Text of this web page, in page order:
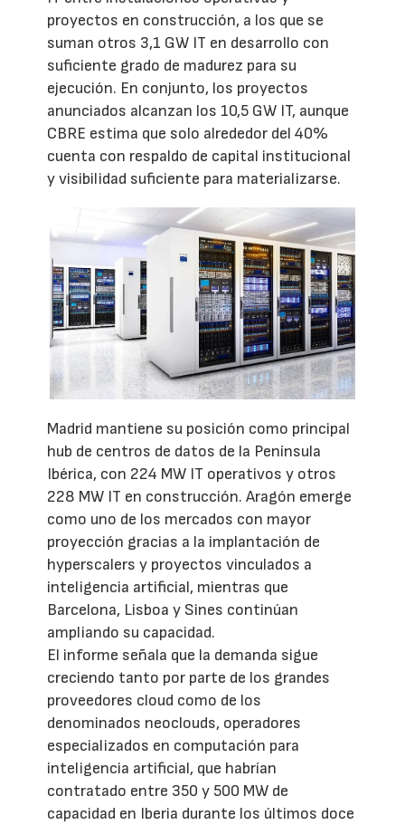
proyectos en construcción, a los que se
suman otros 3,1 GW IT en desarrollo con
suficiente grado de madurez para su
ejecución. En conjunto, los proyectos
anunciados alcanzan los 10,5 GW IT, aunque
CBRE estima que solo alrededor del 40%
cuenta con respaldo de capital institucional
y visibilidad suficiente para materializarse.
Madrid mantiene su posición como principal
hub de centros de datos de la Península
Ibérica, con 224 MW IT operativos y otros
228 MW IT en construcción. Aragón emerge
como uno de los mercados con mayor
proyección gracias a la implantación de
hyperscalers y proyectos vinculados a
inteligencia artificial, mientras que
Barcelona, Lisboa y Sines continúan
ampliando su capacidad.
El informe señala que la demanda sigue
creciendo tanto por parte de los grandes
proveedores cloud como de los
denominados neoclouds, operadores
especializados en computación para
inteligencia artificial, que habrían
contratado entre 350 y 500 MW de
capacidad en Iberia durante los últimos doce